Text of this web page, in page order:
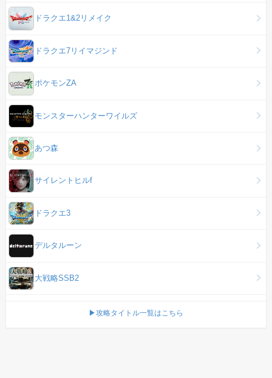
ドラクエ1&2リメイク
ドラクエ7リイマジンド
ポケモンZA
モンスターハンターワイルズ
あつ森
サイレントヒルf
ドラクエ3
デルタルーン
大戦略SSB2
▶攻略タイトル一覧はこちら